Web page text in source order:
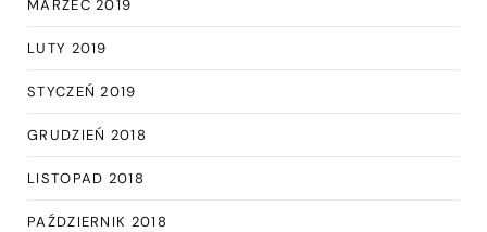
MARZEC 2019
LUTY 2019
STYCZEŃ 2019
GRUDZIEŃ 2018
LISTOPAD 2018
PAŹDZIERNIK 2018